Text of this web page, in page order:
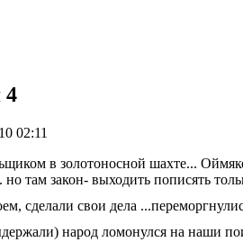
4
02:11
в золотоносной шахте...
там закон- выходить пописять
сделали свои дела
народ ломонулся на наши